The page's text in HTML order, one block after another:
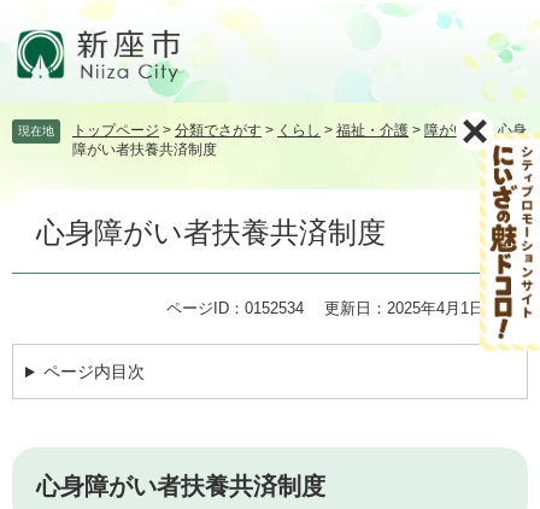
頭飛 現在地 トップページ > 分類でさがす > くらし > 福祉・介護 > 障がい者>心身
障がい者扶養共済制度
心身障がい者扶養共済制度
ページID：0152534 更新日：2025年4月1日更新
ページ内目次
心身障がい者扶養共済制度